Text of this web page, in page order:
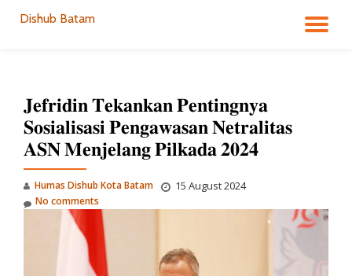
Dishub Batam
𝐉𝐞𝐟𝐫𝐢𝐝𝐢𝐧 𝐓𝐞𝐤𝐚𝐧𝐤𝐚𝐧 𝐏𝐞𝐧𝐭𝐢𝐧𝐠𝐧𝐲𝐚
𝐒𝐨𝐬𝐢𝐚𝐥𝐢𝐬𝐚𝐬𝐢 𝐏𝐞𝐧𝐠𝐚𝐰𝐚𝐬𝐚𝐧 𝐍𝐞𝐭𝐫𝐚𝐥𝐢𝐭𝐚𝐬
𝐀𝐒𝐍 𝐌𝐞𝐧𝐣𝐞𝐥𝐚𝐧𝐠 𝐏𝐢𝐥𝐤𝐚𝐝𝐚 𝟐𝟎𝟐𝟒
Humas Dishub Kota Batam 15 August 2024
No comments